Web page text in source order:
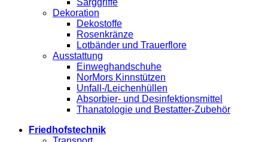
Sarggriffe
Dekoration
Dekostoffe
Rosenkränze
Lotbänder und Trauerflore
Ausstattung
Einweghandschuhe
NorMors Kinnstützen
Unfall-/Leichenhüllen
Absorbier- und Desinfektionsmittel
Thanatologie und Bestatter-Zubehör
Friedhofstechnik